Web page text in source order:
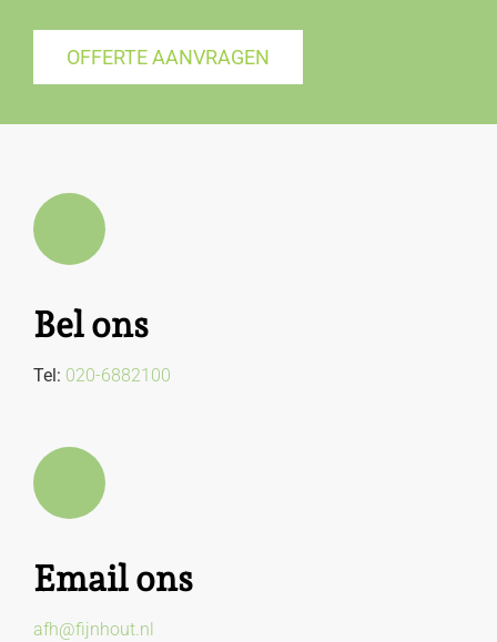
OFFERTE AANVRAGEN
Bel ons
Tel: 020-6882100
Email ons
afh@fijnhout.nl